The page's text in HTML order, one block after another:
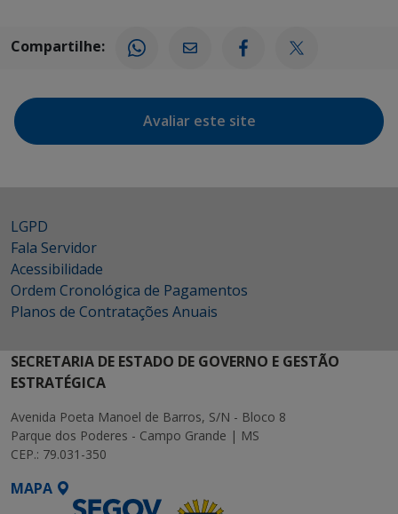
Compartilhe:
Avaliar este site
LGPD
Fala Servidor
Acessibilidade
Ordem Cronológica de Pagamentos
Planos de Contratações Anuais
SECRETARIA DE ESTADO DE GOVERNO E GESTÃO
ESTRATÉGICA
Avenida Poeta Manoel de Barros, S/N - Bloco 8
Parque dos Poderes - Campo Grande | MS
CEP.: 79.031-350
MAPA